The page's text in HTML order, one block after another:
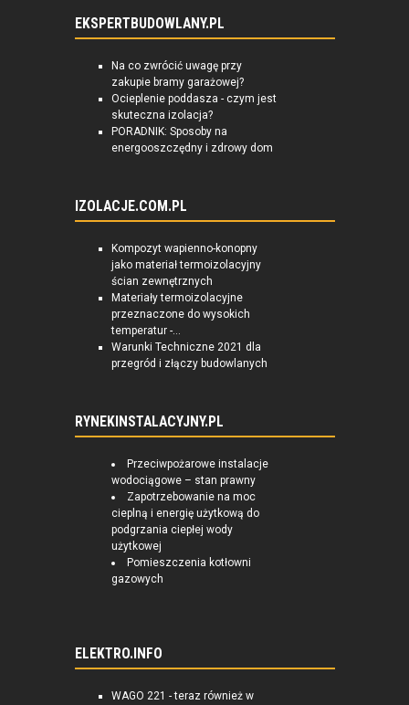
EKSPERTBUDOWLANY.PL
Na co zwrócić uwagę przy
zakupie bramy garażowej?
Ocieplenie poddasza - czym jest
skuteczna izolacja?
PORADNIK: Sposoby na
energooszczędny i zdrowy dom
IZOLACJE.COM.PL
Kompozyt wapienno-konopny
jako materiał termoizolacyjny
ścian zewnętrznych
Materiały termoizolacyjne
przeznaczone do wysokich
temperatur -...
Warunki Techniczne 2021 dla
przegród i złączy budowlanych
RYNEKINSTALACYJNY.PL
Przeciwpożarowe instalacje
wodociągowe – stan prawny
Zapotrzebowanie na moc
cieplną i energię użytkową do
podgrzania ciepłej wody
użytkowej
Pomieszczenia kotłowni
gazowych
ELEKTRO.INFO
WAGO 221 - teraz również w